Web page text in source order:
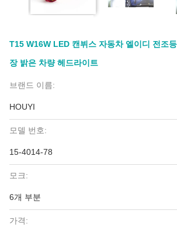
T15 W16W LED 캔뷔스 자동차 엘이디 전조
장 밝은 차량 헤드라이트
브랜드 이름:
HOUYI
모델 번호:
15-4014-78
모크:
6개 부분
가격: